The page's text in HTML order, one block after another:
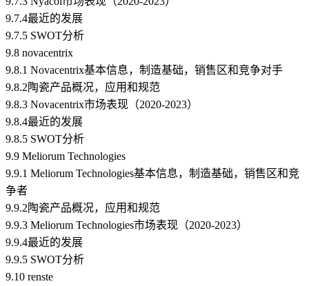
9.7.4最近的发展
9.7.5 SWOT分析
9.8 novacentrix
9.8.1 Novacentrix基本信息，制造基础，销售区和竞争对手
9.8.2陶瓷产品概况，应用和规范
9.8.3 Novacentrix市场表现（2020-2023）
9.8.4最近的发展
9.8.5 SWOT分析
9.9 Meliorum Technologies
9.9.1 Meliorum Technologies基本信息，制造基础，销售区和竞
争者
9.9.2陶瓷产品概况，应用和规范
9.9.3 Meliorum Technologies市场表现（2020-2023）
9.9.4最近的发展
9.9.5 SWOT分析
9.10 renste